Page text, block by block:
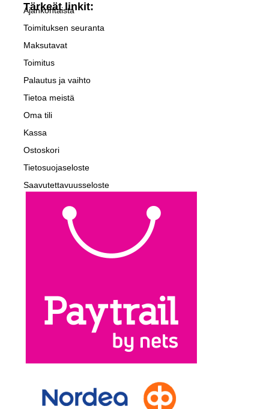
Tärkeät linkit:
Ajankohtaista
Toimituksen seuranta
Maksutavat
Toimitus
Palautus ja vaihto
Tietoa meistä
Oma tili
Kassa
Ostoskori
Tietosuojaseloste
Saavutettavuusseloste